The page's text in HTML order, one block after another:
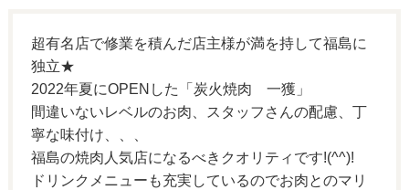
超有名店で修業を積んだ店主様が満を持して福島に
独立★
2022年夏にOPENした「炭火焼肉 一獲」
間違いないレベルのお肉、スタッフさんの配慮、丁
寧な味付け、、、
福島の焼肉人気店になるべきクオリティです!(^^)!
ドリンクメニューも充実しているのでお肉とのマリ